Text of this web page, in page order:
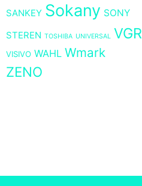
SANKEY Sokany SONY
STEREN TOSHIBA UNIVERSAL VGR
VISIVO WAHL Wmark
ZENO